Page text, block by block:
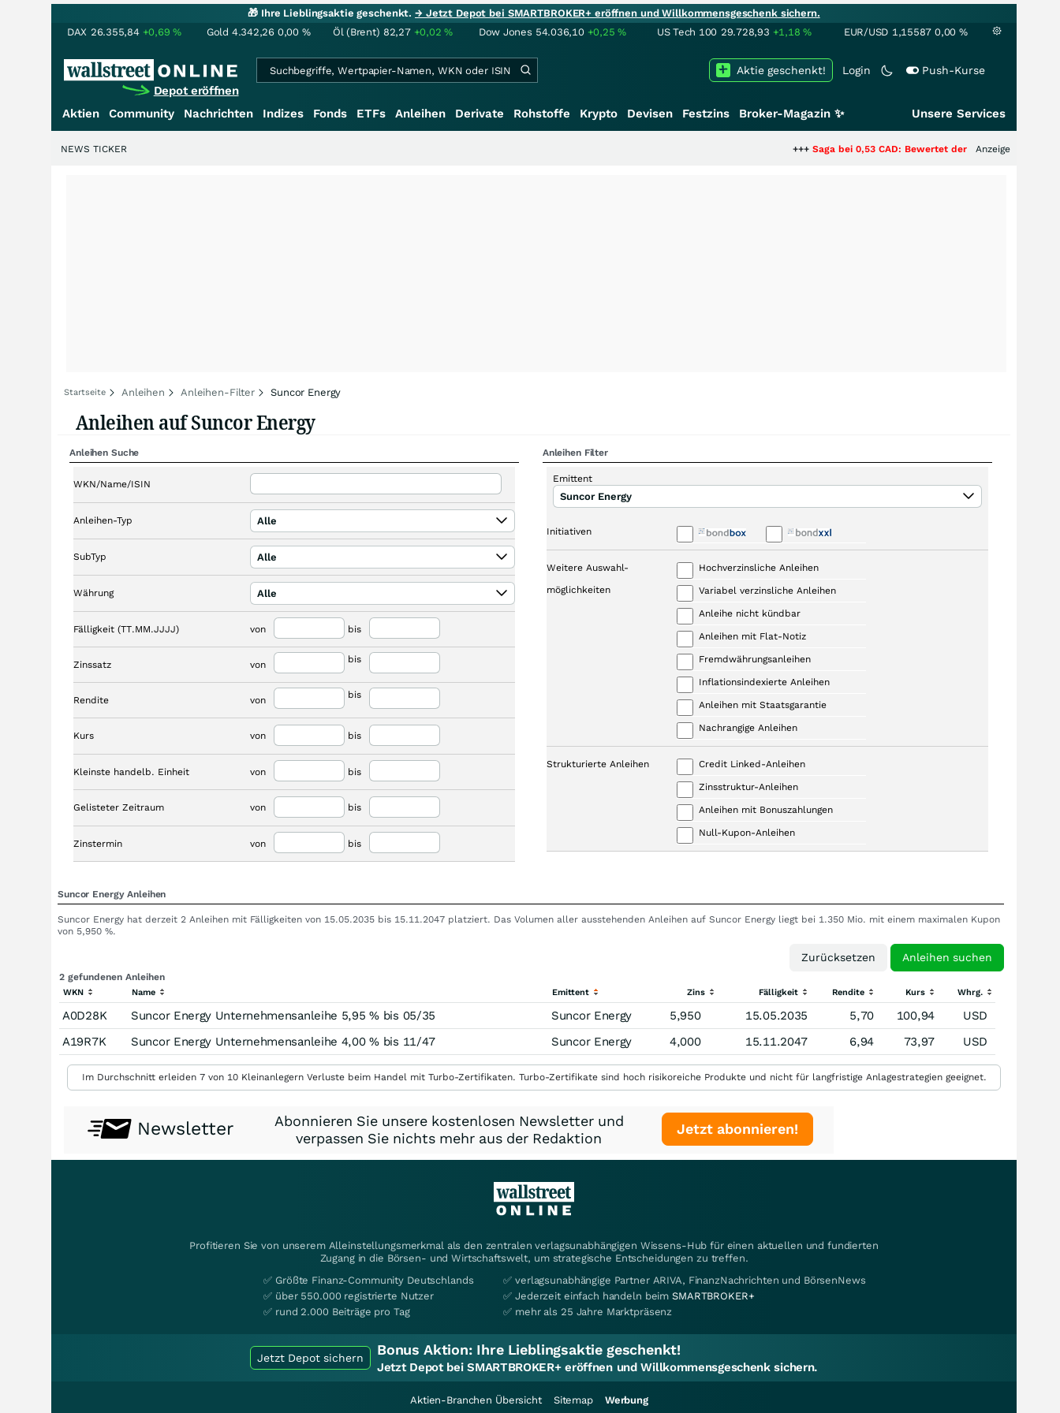
🎁 Ihre Lieblingsaktie geschenkt.→ Jetzt Depot bei SMARTBROKER+ eröffnen und Willkommensgeschenk sichern.
DAX 26.355,84 +0,69% Gold 4.342,26 0,00 % Öl (Brent) 82,27 +0,02% Dow Jones 54.036,10 +0,25% US Tech 100 29.728,93 +1,18% EUR/USD 1,15587 0,00 %
Depot eröffnen
Login Push-Kurse
Aktie geschenkt!
Aktien Community Nachrichten Indizes Fonds ETFs Anleihen Derivate Rohstoffe Krypto Devisen Festzins Broker-Magazin ✨ Unsere Services
Saga bei 0,53 CAD: Bewertet der Markt noch immer nur
Anzeige
NEWS TICKER
Startseite Anleihen Anleihen-Filter Suncor Energy
Anleihen auf Suncor Energy
Anleihen Suche
WKN/Name/ISIN
Anleihen-Typ Alle
SubTyp Alle
Währung Alle
Fälligkeit (TT.MM.JJJJ) von bis
Zinssatz von bis
Rendite von bis
Kurs von bis
Kleinste handelb. Einheit von bis
Gelisteter Zeitraum von bis
Zinstermin von bis
Anleihen Filter
Emittent
Suncor Energy
Initiativen
Weitere Auswahl-
möglichkeiten
Hochverzinsliche Anleihen
Variabel verzinsliche Anleihen
Anleihe nicht kündbar
Anleihen mit Flat-Notiz
Fremdwährungsanleihen
Inflationsindexierte Anleihen
Anleihen mit Staatsgarantie
Nachrangige Anleihen
Strukturierte Anleihen Credit Linked-Anleihen
Zinsstruktur-Anleihen
Anleihen mit Bonuszahlungen
Null-Kupon-Anleihen
Suncor Energy Anleihen
Suncor Energy hat derzeit 2 Anleihen mit Fälligkeiten von 15.05.2035 bis 15.11.2047 platziert. Das Volumen aller ausstehenden Anleihen auf Suncor Energy liegt bei 1.350 Mio. mit einem maximalen Kupon
von 5,950 %.
2 gefundenen Anleihen
WKN Name Emittent Zins Fälligkeit Rendite Kurs Whrg.
A0D28K Suncor Energy Unternehmensanleihe 5,95 % bis 05/35 Suncor Energy 5,950 15.05.2035 5,70 100,94
USD
A19R7K
Suncor Energy Unternehmensanleihe 4,00 % bis 11/47 Suncor Energy 4,000 15.11.2047 6,94 73,97 USD
Im Durchschnitt erleiden 7 von 10 Kleinanlegern Verluste beim Handel mit Turbo-Zertifikaten. Turbo-Zertifikate sind hoch risikoreiche Produkte und nicht für langfristige Anlagestrategien geeignet.
Newsletter
Abonnieren Sie unsere kostenlosen Newsletter und
verpassen Sie nichts mehr aus der Redaktion
Jetzt abonnieren!
Profitieren Sie von unserem Alleinstellungsmerkmal als den zentralen verlagsunabhängigen Wissens-Hub für einen aktuellen und fundierten
Zugang in die Börsen- und Wirtschaftswelt, um strategische Entscheidungen zu treffen.
✅ Größte Finanz-Community Deutschlands
✅ über 550.000 registrierte Nutzer
✅ rund 2.000 Beiträge pro Tag
✅ verlagsunabhängige Partner ARIVA, FinanzNachrichten und BörsenNews
✅ Jederzeit einfach handeln beimSMARTBROKER+
✅ mehr als 25 Jahre Marktpräsenz
Jetzt Depot sichern Bonus Aktion: Ihre Lieblingsaktie geschenkt!
Jetzt Depot bei SMARTBROKER+ eröffnen und Willkommensgeschenk sichern.
Aktien-Branchen Übersicht Sitemap Werbung